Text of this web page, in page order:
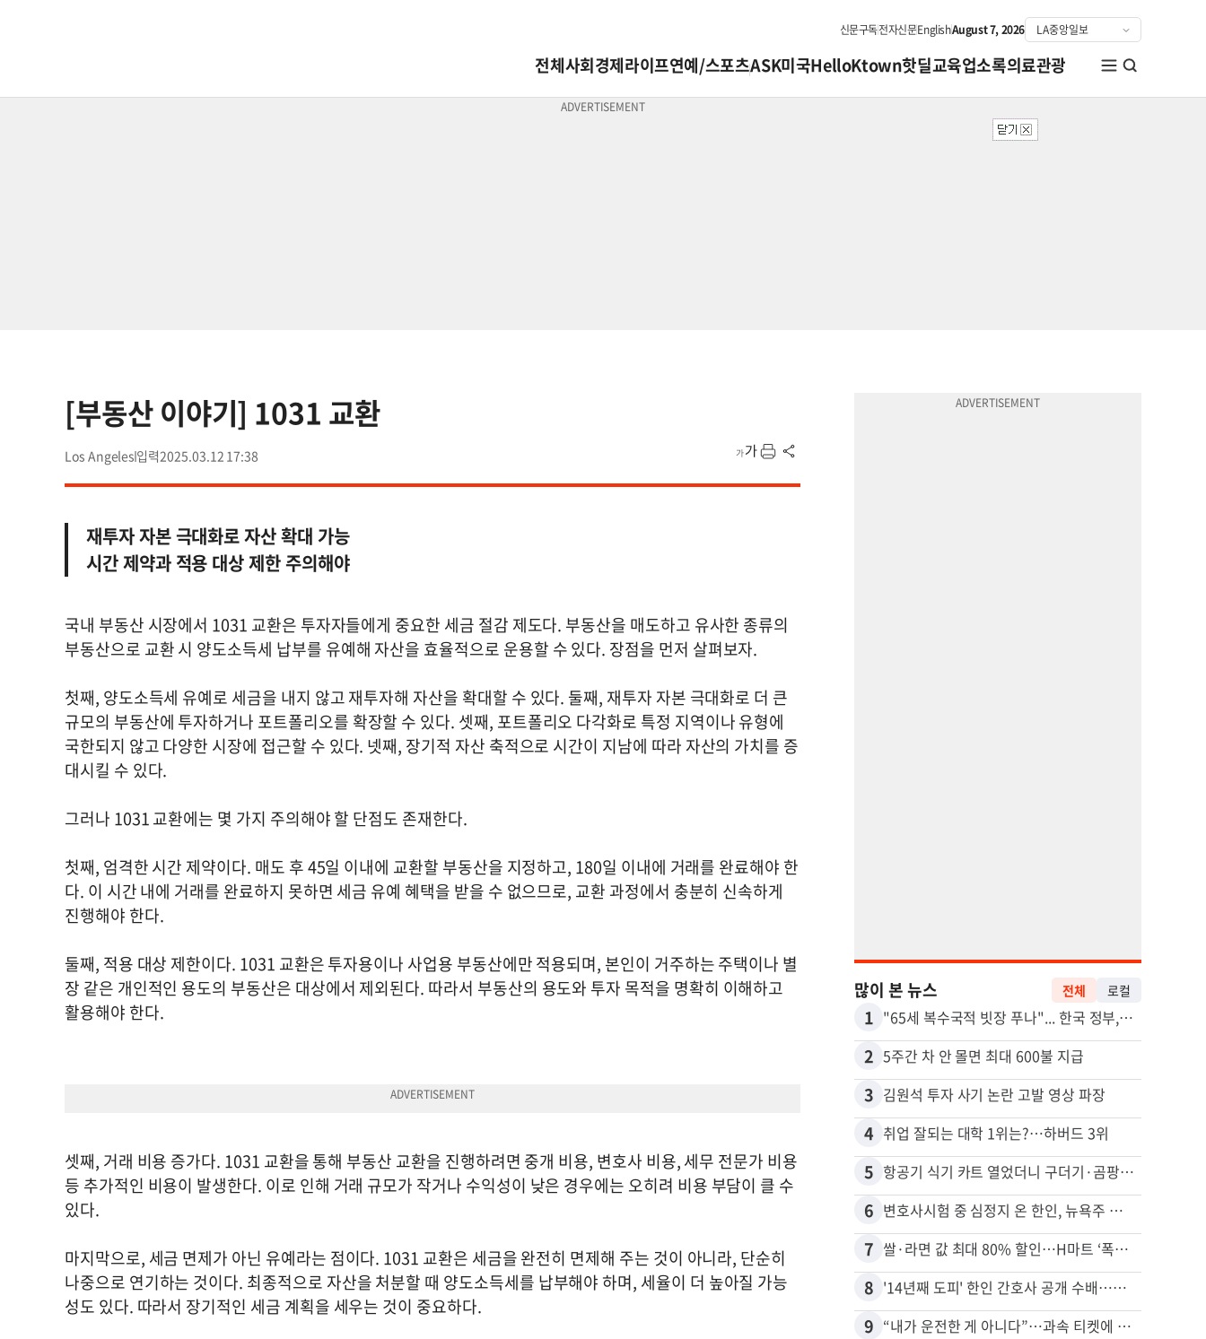
신문구독전자신문EnglishAugust 7, 2026
전체사회경제라이프연예/스포츠ASK미국HelloKtown핫딜교육업소록의료관광
[부동산 이야기] 1031 교환
Los Angeles 2025.03.12 17:38
재투자 자본 극대화로 자산 확대 가능
시간 제약과 적용 대상 제한 주의해야
국내 부동산 시장에서 1031 교환은 투자자들에게 중요한 세금 절감 제도다. 부동산을 매도하고 유사한 종류의
부동산으로 교환 시 양도소득세 납부를 유예해 자산을 효율적으로 운용할 수 있다. 장점을 먼저 살펴보자.
첫째, 양도소득세 유예로 세금을 내지 않고 재투자해 자산을 확대할 수 있다. 둘째, 재투자 자본 극대화로 더 큰
규모의 부동산에 투자하거나 포트폴리오를 확장할 수 있다. 셋째, 포트폴리오 다각화로 특정 지역이나 유형에
국한되지 않고 다양한 시장에 접근할 수 있다. 넷째, 장기적 자산 축적으로 시간이 지남에 따라 자산의 가치를 증
대시킬 수 있다.
그러나 1031 교환에는 몇 가지 주의해야 할 단점도 존재한다.
첫째, 엄격한 시간 제약이다. 매도 후 45일 이내에 교환할 부동산을 지정하고, 180일 이내에 거래를 완료해야 한
다. 이 시간 내에 거래를 완료하지 못하면 세금 유예 혜택을 받을 수 없으므로, 교환 과정에서 충분히 신속하게
진행해야 한다.
둘째, 적용 대상 제한이다. 1031 교환은 투자용이나 사업용 부동산에만 적용되며, 본인이 거주하는 주택이나 별
장 같은 개인적인 용도의 부동산은 대상에서 제외된다. 따라서 부동산의 용도와 투자 목적을 명확히 이해하고
활용해야 한다.
셋째, 거래 비용 증가다. 1031 교환을 통해 부동산 교환을 진행하려면 중개 비용, 변호사 비용, 세무 전문가 비용
등 추가적인 비용이 발생한다. 이로 인해 거래 규모가 작거나 수익성이 낮은 경우에는 오히려 비용 부담이 클 수
있다.
마지막으로, 세금 면제가 아닌 유예라는 점이다. 1031 교환은 세금을 완전히 면제해 주는 것이 아니라, 단순히
나중으로 연기하는 것이다. 최종적으로 자산을 처분할 때 양도소득세를 납부해야 하며, 세율이 더 높아질 가능
성도 있다. 따라서 장기적인 세금 계획을 세우는 것이 중요하다.
많이 본 뉴스 전체 로컬
1 "65세 복수국적 빗장 푸나"... 한국 정부, 연령 완화 전면 추진
2 5주간 차 안 몰면 최대 600불 지급
3 김원석 투자 사기 논란 고발 영상 파장
4 취업 잘되는 대학 1위는?…하버드 3위
5 항공기 식기 카트 열었더니 구더기·곰팡이…LAX 기내식 업체 논란
6 변호사시험 중 심정지 온 한인, 뉴욕주 제소
7 쌀·라면 값 최대 80% 할인…H마트 ‘폭탄 세일’
8 '14년째 도피' 한인 간호사 공개 수배…메디케어 사기 유죄
9 “내가 운전한 게 아니다”…과속 티켓에 오토파일럿 탓한 운전자